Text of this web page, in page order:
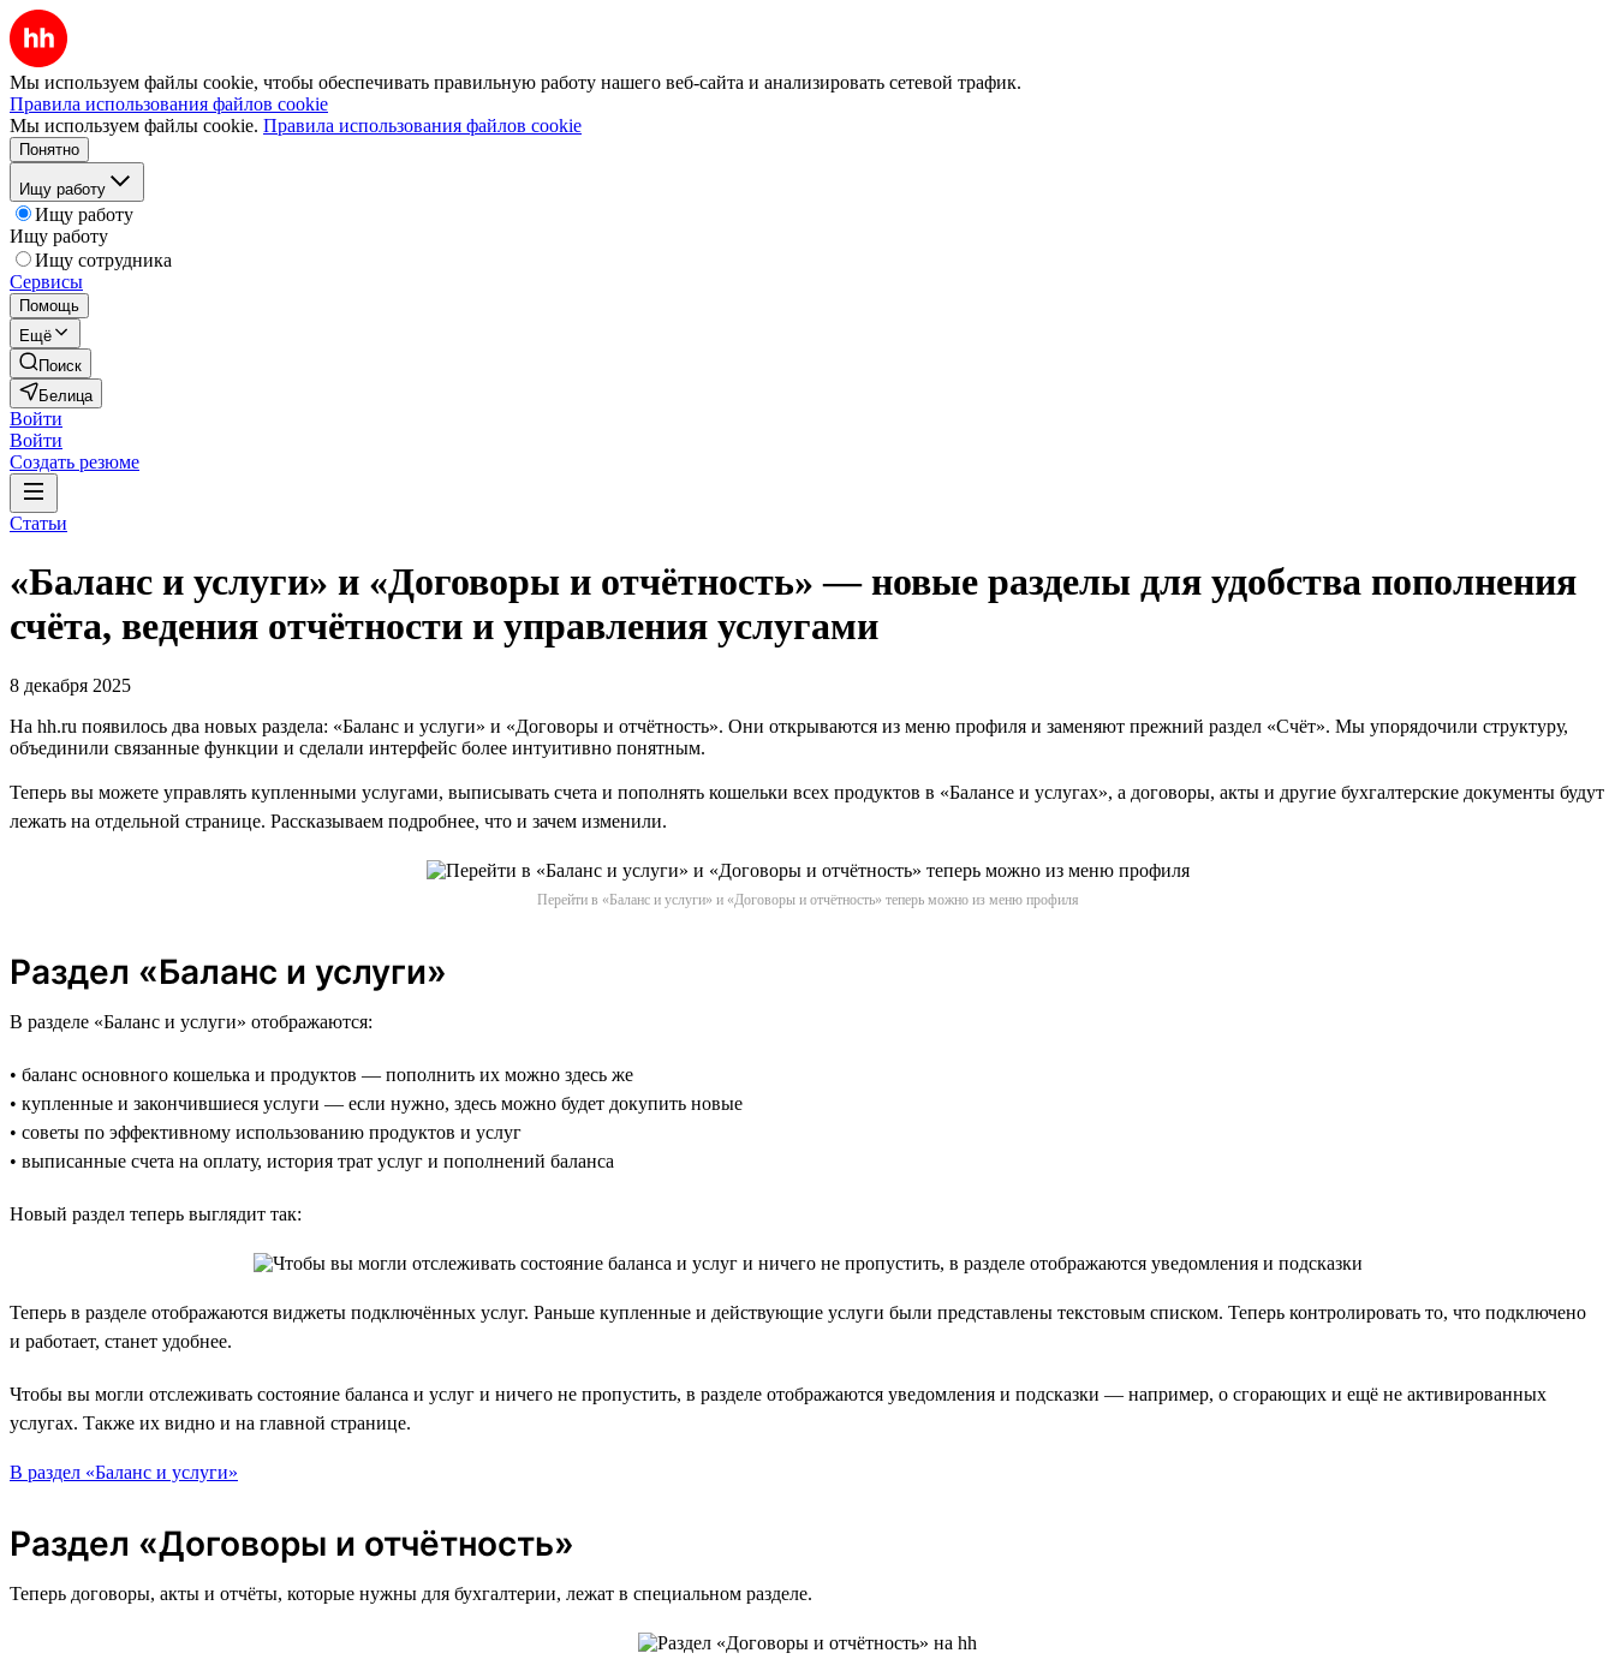
Мы используем файлы cookie, чтобы обеспечивать правильную работу нашего веб-сайта и анализировать сетевой трафик.
Правила использования файлов cookie
Мы используем файлы cookie. Правила использования файлов cookie
Понятно
Ищу работу
Ищу работу
Ищу работу
Ищу сотрудника
Сервисы
Помощь
Ещё
Поиск
Белица
Войти
Войти
Создать резюме
Статьи
«Баланс и услуги» и «Договоры и отчётность» — новые разделы для удобства пополнения
счёта, ведения отчётности и управления услугами
8 декабря 2025
На hh.ru появилось два новых раздела: «Баланс и услуги» и «Договоры и отчётность». Они открываются из меню профиля и заменяют прежний раздел «Счёт». Мы упорядочили структуру,
объединили связанные функции и сделали интерфейс более интуитивно понятным.
Теперь вы можете управлять купленными услугами, выписывать счета и пополнять кошельки всех продуктов в «Балансе и услугах», а договоры, акты и другие бухгалтерские документы будут
лежать на отдельной странице. Рассказываем подробнее, что и зачем изменили.
Перейти в «Баланс и услуги» и «Договоры и отчётность» теперь можно из меню профиля
Раздел «Баланс и услуги»
В разделе «Баланс и услуги» отображаются:
• баланс основного кошелька и продуктов — пополнить их можно здесь же
• купленные и закончившиеся услуги — если нужно, здесь можно будет докупить новые
• советы по эффективному использованию продуктов и услуг
• выписанные счета на оплату, история трат услуг и пополнений баланса
Новый раздел теперь выглядит так:
Теперь в разделе отображаются виджеты подключённых услуг. Раньше купленные и действующие услуги были представлены текстовым списком. Теперь контролировать то, что подключено
и работает, станет удобнее.
Чтобы вы могли отслеживать состояние баланса и услуг и ничего не пропустить, в разделе отображаются уведомления и подсказки — например, о сгорающих и ещё не активированных
услугах. Также их видно и на главной странице.
В раздел «Баланс и услуги»
Раздел «Договоры и отчётность»
Теперь договоры, акты и отчёты, которые нужны для бухгалтерии, лежат в специальном разделе.